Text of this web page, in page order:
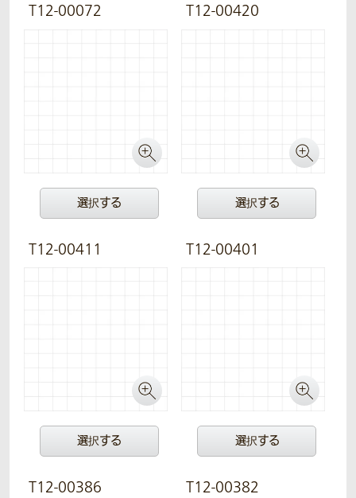
T12-00072
選択する
T12-00420
選択する
T12-00411
選択する
T12-00401
選択する
T12-00386 T12-00382